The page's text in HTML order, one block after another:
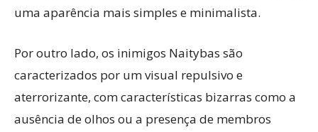
uma aparência mais simples e minimalista.
Por outro lado, os inimigos Naitybas são
caracterizados por um visual repulsivo e
aterrorizante, com características bizarras como a
ausência de olhos ou a presença de membros